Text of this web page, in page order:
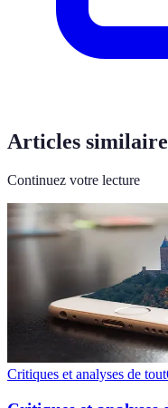
Articles
Continuez votre lecture
Critiques et analyses de tout